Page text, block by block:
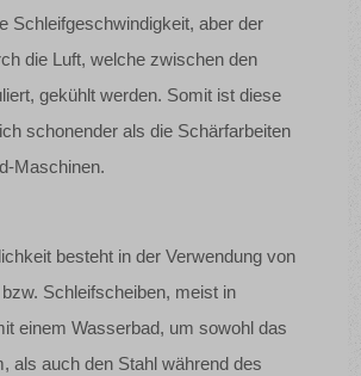
Schleifgeschwindigkeit, aber der
die Luft, welche zwischen den
gekühlt werden. Somit ist diese
schonender als die Schärfarbeiten
Maschinen.
besteht in der Verwendung von
Schleifscheiben, meist in
einem Wasserbad, um sowohl das
als auch den Stahl während des